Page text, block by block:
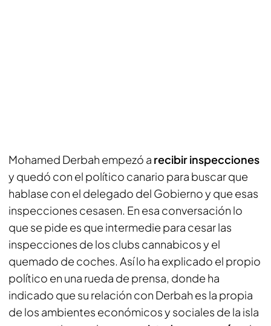
Mohamed Derbah empezó a recibir inspecciones
y quedó con el político canario para buscar que
hablase con el delegado del Gobierno y que esas
inspecciones cesasen. En esa conversación lo
que se pide es que intermedie para cesar las
inspecciones de los clubs cannabicos y el
quemado de coches. Así lo ha explicado el propio
político en una rueda de prensa, donde ha
indicado que su relación con Derbah es la propia
de los ambientes económicos y sociales de la isla